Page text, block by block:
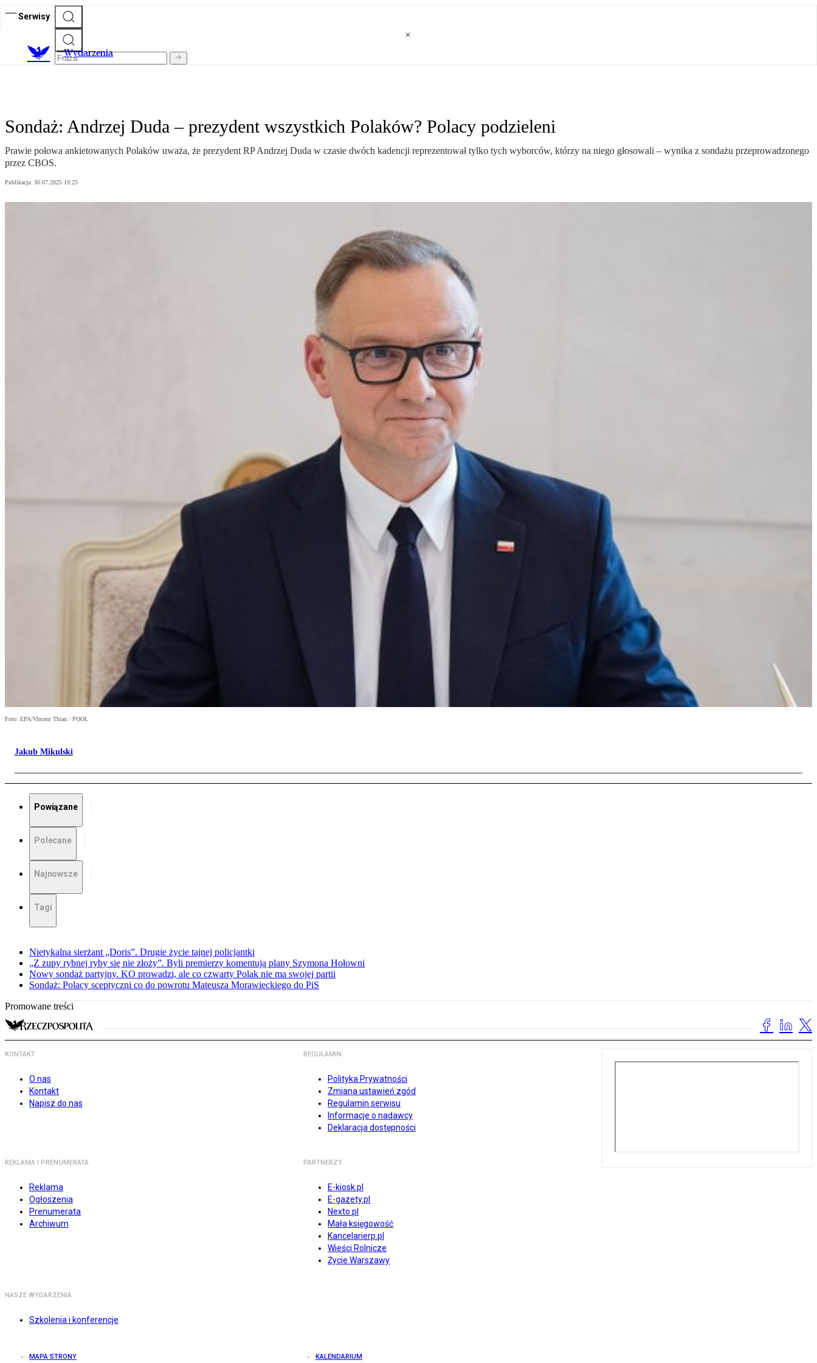
Serwisy
Wydarzenia
Sondaż: Andrzej Duda – prezydent wszystkich Polaków? Polacy podzieleni
Prawie połowa ankietowanych Polaków uważa, że prezydent RP Andrzej Duda w czasie dwóch kadencji reprezentował tylko tych wyborców, którzy na niego głosowali – wynika z sondażu przeprowadzonego
przez CBOS.
Publikacja: 30.07.2025 19:25
Foto: EPA/Vincent Thian / POOL
Jakub Mikulski
Powiązane
Polecane
Najnowsze
Tagi
Nietykalna sierżant „Doris”. Drugie życie tajnej policjantki
„Z zupy rybnej ryby się nie złoży”. Byli premierzy komentują plany Szymona Hołowni
Nowy sondaż partyjny. KO prowadzi, ale co czwarty Polak nie ma swojej partii
Sondaż: Polacy sceptyczni co do powrotu Mateusza Morawieckiego do PiS
Promowane treści
KONTAKT
O nas
Kontakt
Napisz do nas
REGULAMIN
Polityka Prywatności
Zmiana ustawień zgód
Regulamin serwisu
Informacje o nadawcy
Deklaracja dostępności
REKLAMA I PRENUMERATA
Reklama
Ogłoszenia
Prenumerata
Archiwum
PARTNERZY
E-kiosk.pl
E-gazety.pl
Nexto.pl
Mała księgowość
Kancelarierp.pl
Wieści Rolnicze
Życie Warszawy
NASZE WYDARZENIA
Szkolenia i konferencje
MAPA STRONY KALENDARIUM